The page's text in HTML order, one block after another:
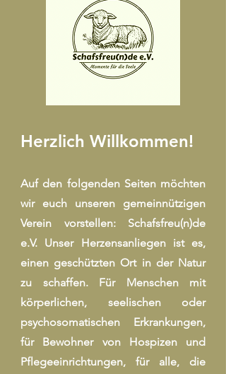
Herzlich Willkommen!
Auf den folgenden Seiten möchten
wir euch unseren gemeinnützigen
Verein vorstellen: Schafsfreu(n)de
e.V. Unser Herzensanliegen ist es,
einen geschützten Ort in der Natur
zu schaffen. Für Menschen mit
körperlichen, seelischen oder
psychosomatischen Erkrankungen,
für Bewohner von Hospizen und
Pflegeeinrichtungen, für alle, die